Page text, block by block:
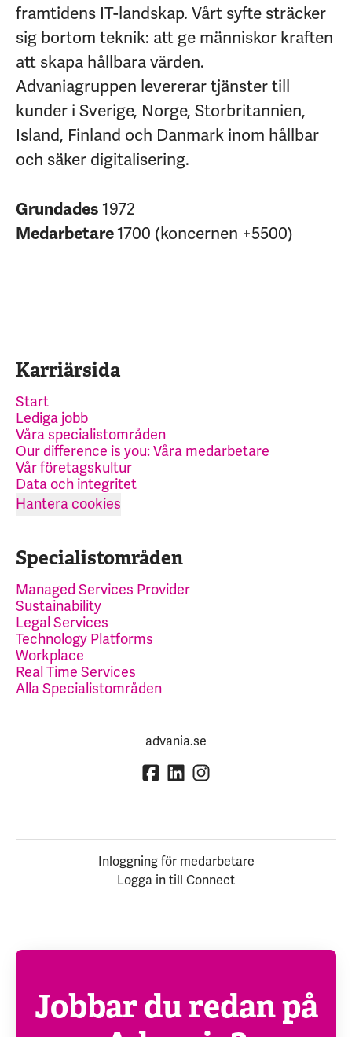
framtidens IT-landskap. Vårt syfte sträcker
sig bortom teknik: att ge människor kraften
att skapa hållbara värden.
Advaniagruppen levererar tjänster till
kunder i Sverige, Norge, Storbritannien,
Island, Finland och Danmark inom hållbar
och säker digitalisering.
Grundades1972
Medarbetare1700 (koncernen +5500)
Karriärsida
Start
Lediga jobb
Våra specialistområden
Our difference is you: Våra medarbetare
Vår företagskultur
Data och integritet
Hantera cookies
Specialistområden
Managed Services Provider
Sustainability
Legal Services
Technology Platforms
Workplace
Real Time Services
Alla Specialistområden
advania.se
Inloggning för medarbetare
Logga in till Connect
Jobbar du redan på